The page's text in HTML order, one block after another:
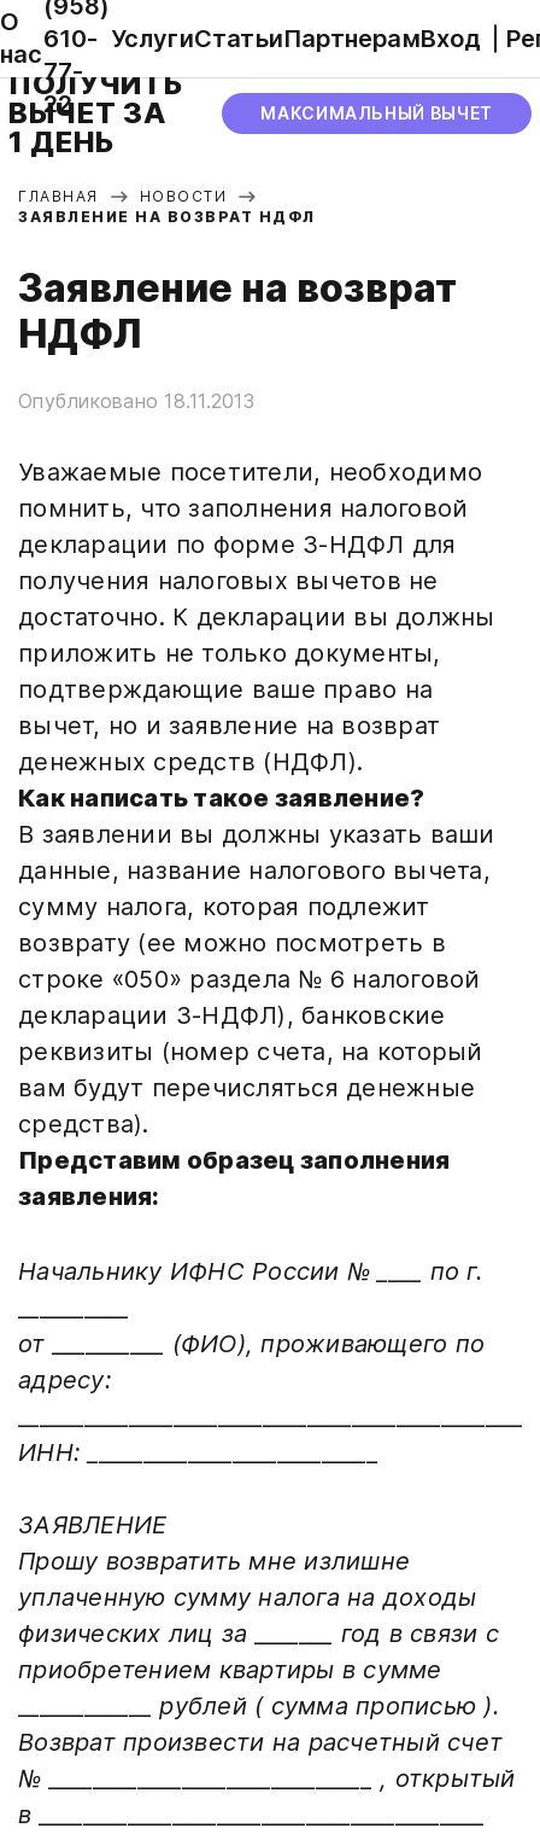
О
нас
610-
77-
22
УслугиСтатьиПартнерамВход
ПОЛУЧИТЬ
ВЫЧЕТ ЗА
1 ДЕНЬ
МАКСИМАЛЬНЫЙ ВЫЧЕТ
ГЛАВНАЯ
НОВОСТИ
ЗАЯВЛЕНИЕ НА ВОЗВРАТ НДФЛ
Заявление на возврат
НДФЛ
Опубликовано 18.11.2013
Уважаемые посетители, необходимо
помнить, что заполнения налоговой
декларации по форме 3-НДФЛ для
получения налоговых вычетов не
достаточно. К декларации вы должны
приложить не только документы,
подтверждающие ваше право на
вычет, но и заявление на возврат
денежных средств (НДФЛ).
Как написать такое заявление?
В заявлении вы должны указать ваши
данные, название налогового вычета,
сумму налога, которая подлежит
возврату (ее можно посмотреть в
строке «050» раздела № 6 налоговой
декларации 3-НДФЛ), банковские
реквизиты (номер счета, на который
вам будут перечисляться денежные
средства).
Представим образец заполнения
заявления:
Начальнику ИФНС России № ____ по г.
от __________ (ФИО), проживающего по
адресу:
ИНН: __________________________
ЗАЯВЛЕНИЕ
Прошу возвратить мне излишне
уплаченную сумму налога на доходы
физических лиц за _______ год в связи с
приобретением квартиры в сумме
____________ рублей ( сумма прописью ).
Возврат произвести на расчетный счет
№ _____________________________ , открытый
в ________________________________________